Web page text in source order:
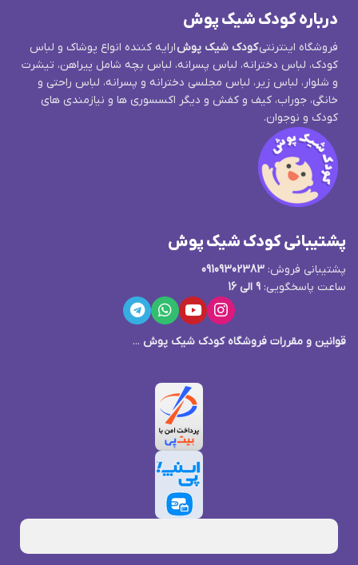
درباره کودک شیک پوش
فروشگاه اینترنتیکودک شیک پوشارایه کننده انواع پوشاک و لباس
کودک، لباس دخترانه، لباس پسرانه، لباس بچه شامل پیراهن، تیشرت
و شلوار، لباس زیر، لباس مجلسی دخترانه و پسرانه، لباس راحتی و
خانگی، جوراب، کیف و کفش و دیگر اکسسوری ها و نیازمندی های
کودک و نوجوان.
پشتیبانی کودک شیک پوش
پشتیبانی فروش: 09109302383
ساعت پاسخگویی: 9 الی 16
قوانین و مقررات فروشگاه کودک شیک پوش ...